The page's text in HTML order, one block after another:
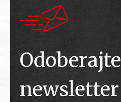
Odoberajte
newsletter